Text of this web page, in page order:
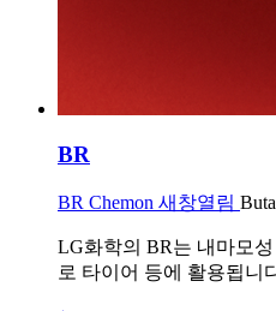
BR
BR Chemon 새창열림
LG화학의 BR는 내마모
로 타이어 등에 활용됩니